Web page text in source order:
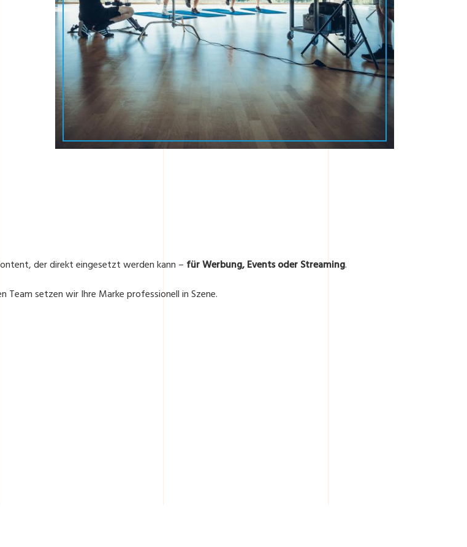
der direkt eingesetzt werden kann – für Werbung, Events oder Streaming.
Team setzen wir Ihre Marke professionell in Szene.